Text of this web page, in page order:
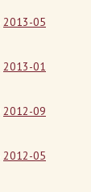
2013-05
2013-01
2012-09
2012-05